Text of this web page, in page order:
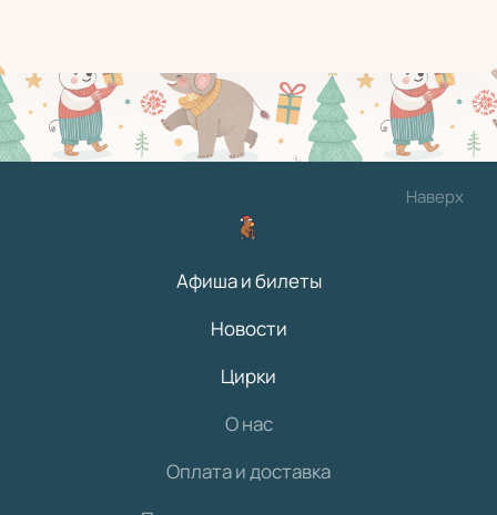
Наверх
Афиша и билеты
Новости
Цирки
О нас
Оплата и доставка